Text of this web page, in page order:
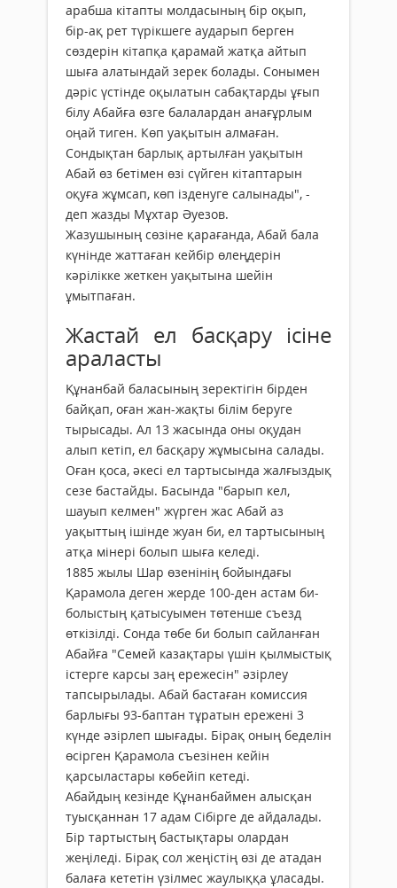
арабша кітапты молдасының бір оқып,
бір-ақ рет түрікшеге аударып берген
сөздерін кітапқа қарамай жатқа айтып
шыға алатындай зерек болады. Сонымен
дәріс үстінде оқылатын сабақтарды ұғып
білу Абайға өзге балалардан анағұрлым
оңай тиген. Көп уақытын алмаған.
Сондықтан барлық артылған уақытын
Абай өз бетімен өзі сүйген кітаптарын
оқуға жұмсап, көп ізденуге салынады", -
деп жазды Мұхтар Әуезов.
Жазушының сөзіне қарағанда, Абай бала
күнінде жаттаған кейбір өлеңдерін
кәрілікке жеткен уақытына шейін
ұмытпаған.
Жастай ел басқару ісіне
араласты
Құнанбай баласының зеректігін бірден
байқап, оған жан-жақты білім беруге
тырысады. Ал 13 жасында оны оқудан
алып кетіп, ел басқару жұмысына салады.
Оған қоса, әкесі ел тартысында жалғыздық
сезе бастайды. Басында "барып кел,
шауып келмен" жүрген жас Абай аз
уақыттың ішінде жуан би, ел тартысының
атқа мінері болып шыға келеді.
1885 жылы Шар өзенінің бойындағы
Қарамола деген жерде 100-ден астам би-
болыстың қатысуымен төтенше съезд
өткізілді. Сонда төбе би болып сайланған
Абайға "Семей казақтары үшін қылмыстық
істерге карсы заң ережесін" әзірлеу
тапсырылады. Абай бастаған комиссия
барлығы 93-баптан тұратын ережені 3
күнде әзірлеп шығады. Бірақ оның беделін
өсірген Қарамола съезінен кейін
қарсыластары көбейіп кетеді.
Абайдың кезінде Құнанбаймен алысқан
туысқаннан 17 адам Сібірге де айдалады.
Бір тартыстың бастықтары олардан
жеңіледі. Бірақ сол жеңістің өзі де атадан
балаға кететін үзілмес жаулыққа ұласады.